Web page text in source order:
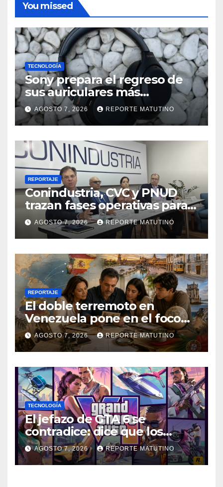
You missed
TECNOLOGÍA
Sony prepara el regreso de
sus auriculares más
vendidos, ahora más baratos
AGOSTO 7, 2026 REPORTE MATUTINO
REPORTAJE
Conindustria, CVC y PNUD
trazan fases operativas para
reconstruir a Venezuela
AGOSTO 7, 2026 REPORTE MATUTINO
REPORTAJE
El doble terremoto en
Venezuela pone en el foco
las alternativas legales para
solicitar la nacionalidad por
parte de personas con
vínculos familiares en España
y Portugal
AGOSTO 7, 2026 REPORTE MATUTINO
TECNOLOGÍA
El jefazo de GTA 6 se
contradice: dice que los
discos ya no tienen sentido,
pero no descarta una versión
en físico
AGOSTO 7, 2026 REPORTE MATUTINO